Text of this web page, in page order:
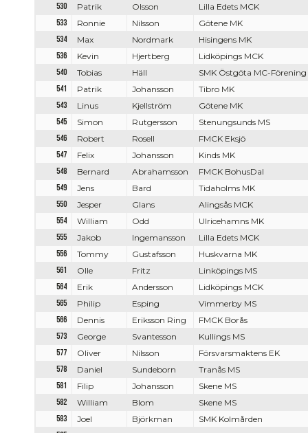
530
Patrik Olsson
Lilla Edets MCK
533
Ronnie Nilsson
Götene MK
534
Max Nordmark
Hisingens MK
536
Kevin Hjertberg
Lidköpings MCK
540
Tobias Häll
SMK Östgöta MC-Förening
541
Patrik Johansson
Tibro MK
543
Linus Kjellström
Götene MK
545
Simon Rutgersson
Stenungsunds MS
546
Robert Rosell
FMCK Eksjö
547
Felix Johansson
Kinds MK
548
Bernard Abrahamsson
FMCK BohusDal
549
Jens Bard
Tidaholms MK
550
Jesper Glans
Alingsås MCK
554
William Odd
Ulricehamns MK
555
Jakob Ingemansson
Lilla Edets MCK
556
Tommy Gustafsson
Huskvarna MK
561
Olle Fritz
Linköpings MS
564
Erik Andersson
Lidköpings MCK
565
Philip Esping
Vimmerby MS
566
Dennis Eriksson Ring
FMCK Borås
573
George Svantesson
Kullings MS
577
Oliver Nilsson
Försvarsmaktens EK
578
Daniel Sundeborn
Tranås MS
581
Filip Johansson
Skene MS
582
William Blom
Skene MS
583
Joel Björkman
SMK Kolmården